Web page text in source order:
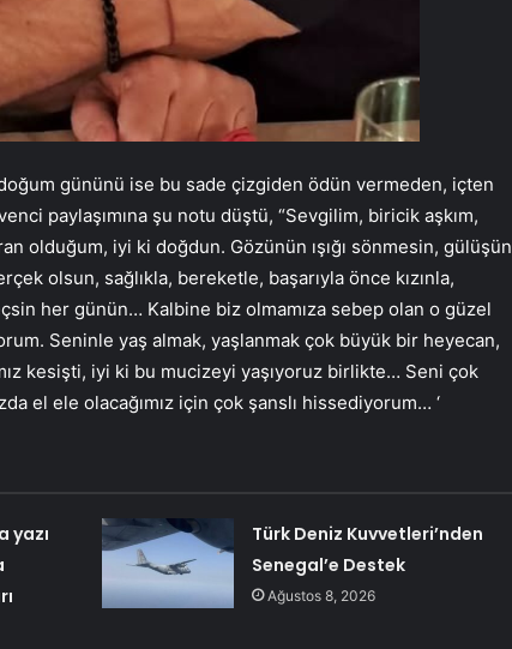
gününü ise bu sade çizgiden ödün vermeden, içten
paylaşımına şu notu düştü, “Sevgilim, biricik aşkım,
olduğum, iyi ki doğdun. Gözünün ışığı sönmesin, gülüşün
olsun, sağlıkla, bereketle, başarıyla önce kızınla,
her günün… Kalbine biz olmamıza sebep olan o güzel
Seninle yaş almak, yaşlanmak çok büyük bir heyecan,
kesişti, iyi ki bu mucizeyi yaşıyoruz birlikte… Seni çok
el ele olacağımız için çok şanslı hissediyorum… ‘
yazı
Türk Deniz Kuvvetleri’nden
Senegal’e Destek
Ağustos 8, 2026